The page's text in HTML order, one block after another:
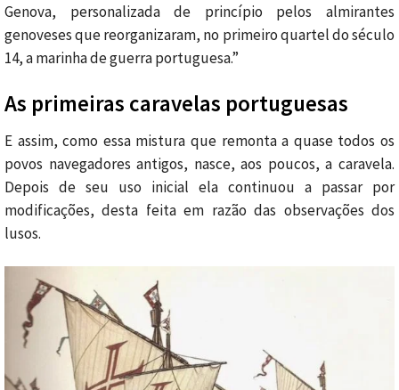
Genova, personalizada de princípio pelos almirantes
genoveses que reorganizaram, no primeiro quartel do século
14, a marinha de guerra portuguesa.”
As primeiras caravelas portuguesas
E assim, como essa mistura que remonta a quase todos os
povos navegadores antigos, nasce, aos poucos, a caravela.
Depois de seu uso inicial ela continuou a passar por
modificações, desta feita em razão das observações dos
lusos.